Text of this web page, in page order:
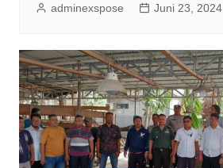
adminexspose Juni 23, 2024